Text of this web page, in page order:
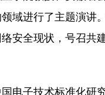
域进行了主题演讲
安全现状，号召共
电子技术标准化研